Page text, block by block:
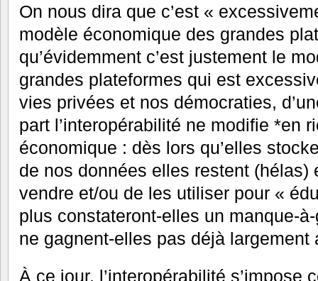
On nous dira que c’est «
modèle économique des grandes
qu’évidemment c’est justement le
grandes plateformes qui est
vies privées et nos démocraties,
part l’interopérabilité ne modifie *en
économique : dès lors qu’elles
de nos données elles restent (hélas)
vendre et/ou de les utiliser pour «
plus constateront-elles un manque-
ne gagnent-elles pas déjà largement
À ce jour, l’interopérabilité s’impose